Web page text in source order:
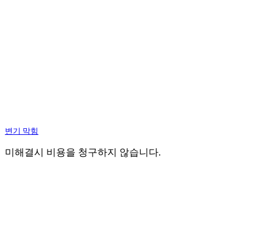
변기 막힘
미해결시 비용을 청구하지 않습니다.